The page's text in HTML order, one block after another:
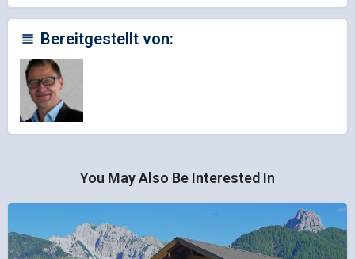
Bereitgestellt von:
You May Also Be Interested In